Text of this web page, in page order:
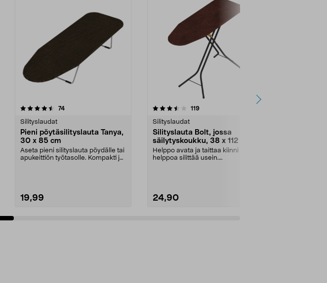
74arvostelut
Silityslaudat
Pieni pöytäsilityslauta Tanya,
30 x 85 cm
Aseta pieni silityslauta pöydälle tai
apukeittiön työtasolle. Kompakti ja
19,99
3.5 viidestä
119arvostelut
Silityslaudat
Silityslauta Bolt, jossa
säilytyskoukku, 38 x 112 cm
Helppo avata ja taittaa kiinni –
helppoa silittää usein.
24,90
4.5 viidestä